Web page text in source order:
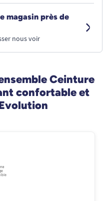
magasin près de
nous voir
Ceinture
confortable et